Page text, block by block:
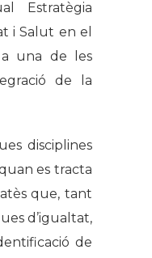
Estratègia
i Salut en el
una de les
de la
disciplines
es tracta
atès que, tant
d’igualtat,
de